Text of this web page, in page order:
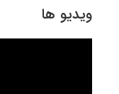
ویدیو ها